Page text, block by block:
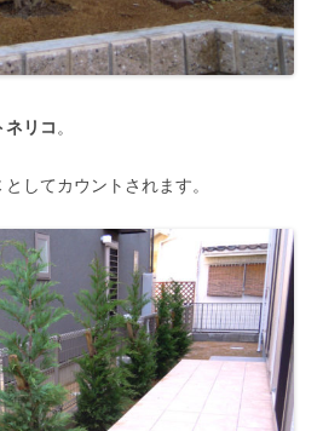
ネリコ 。
としてカウントされます。